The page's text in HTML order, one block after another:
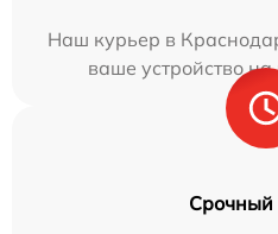
Наш курьер в
ваше устройство
Срочный